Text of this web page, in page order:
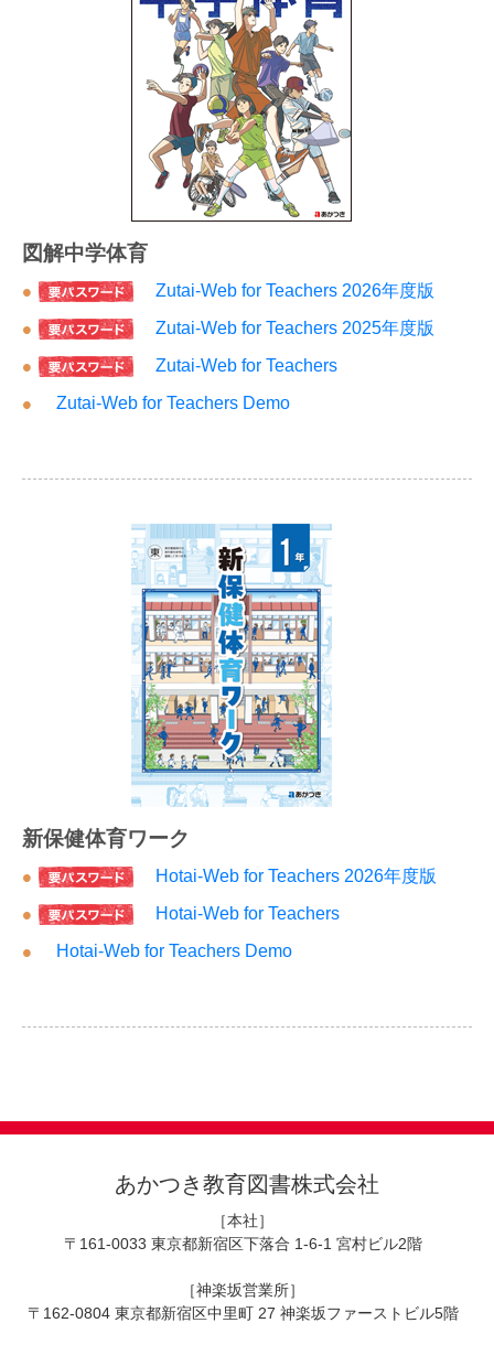
図解中学体育
Zutai-Web for Teachers 2026年度版
Zutai-Web for Teachers 2025年度版
Zutai-Web for Teachers
Zutai-Web for Teachers Demo
新保健体育ワーク
Hotai-Web for Teachers 2026年度版
Hotai-Web for Teachers
Hotai-Web for Teachers Demo
あかつき教育図書株式会社
［本社］
〒161-0033 東京都新宿区下落合 1-6-1 宮村ビル2階
［神楽坂営業所］
〒162-0804 東京都新宿区中里町 27 神楽坂ファーストビル5階